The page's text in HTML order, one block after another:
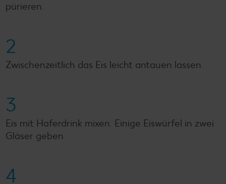
pürieren.
2
Zwischenzeitlich das Eis leicht antauen lassen.
3
Eis mit Haferdrink mixen. Einige Eiswürfel in zwei
Gläser geben
4